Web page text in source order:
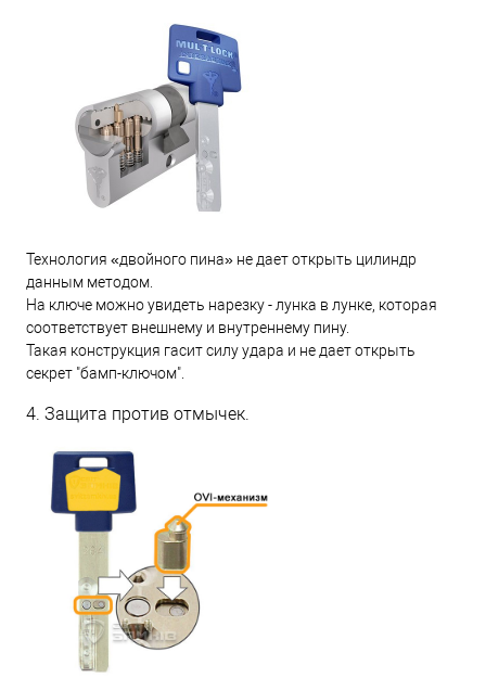
Технология «двойного пина» не дает открыть цилиндр
данным методом.
На ключе можно увидеть нарезку - лунка в лунке, которая
соответствует внешнему и внутреннему пину.
Такая конструкция гасит силу удара и не дает открыть
секрет "бамп-ключом".
4. Защита против отмычек.